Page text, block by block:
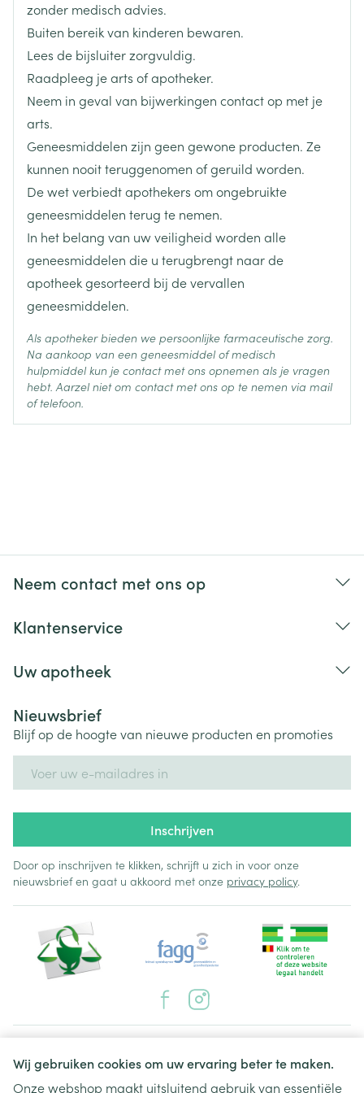
Wij gebruiken cookies om uw ervaring beter te maken.
Onze webshop maakt uitsluitend gebruik van essentiële
Lengte
Diepte 20 mm
Verpakking
28
Actieve
Ingrediënten
bisoprolol fumaraat
Behoud Kamertemperatuur (15°C - 25°C)
zonder medisch advies.
Buiten bereik van kinderen bewaren.
Lees de bijsluiter zorgvuldig.
Raadpleeg je arts of apotheker.
Neem in geval van bijwerkingen contact op met je
arts.
Geneesmiddelen zijn geen gewone producten. Ze
kunnen nooit teruggenomen of geruild worden.
De wet verbiedt apothekers om ongebruikte
geneesmiddelen terug te nemen.
In het belang van uw veiligheid worden alle
geneesmiddelen die u terugbrengt naar de
apotheek gesorteerd bij de vervallen
geneesmiddelen.
Als apotheker bieden we persoonlijke farmaceutische zorg.
Na aankoop van een geneesmiddel of medisch
hulpmiddel kun je contact met ons opnemen als je vragen
hebt. Aarzel niet om contact met ons op te nemen via mail
of telefoon.
Neem contact met ons op
Klantenservice
Uw apotheek
Nieuwsbrief
Blijf op de hoogte van nieuwe producten en promoties
Inschrijven
Door op inschrijven te klikken, schrijft u zich in voor onze
nieuwsbrief en gaat u akkoord met onze privacy policy.
Juridische links